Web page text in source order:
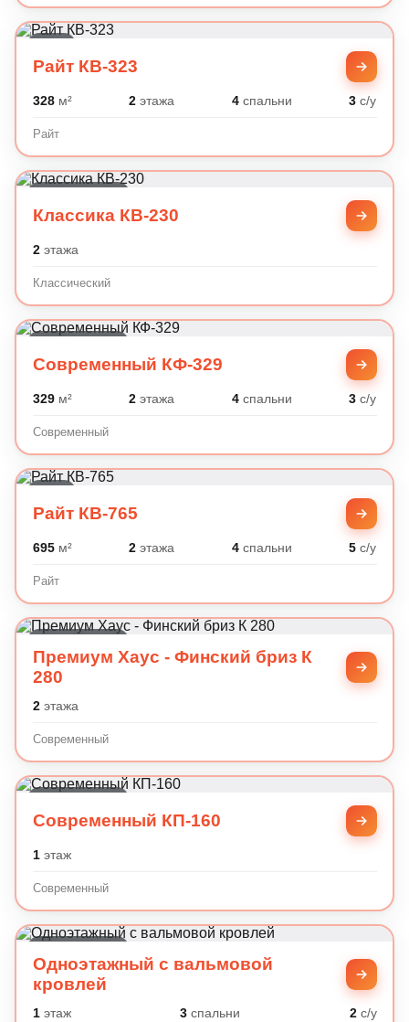
Райт КВ-323
328м² 2 этажа 4спальни 3 с/у
Райт
Классика КВ-230
2этажа
Классический
Современный КФ-329
329м² 2 этажа 4спальни 3 с/у
Современный
Райт КВ-765
695м² 2 этажа 4спальни 5 с/у
Райт
Премиум Хаус - Финский бриз К
280
2этажа
Современный
Современный КП-160
1этаж
Современный
Одноэтажный с вальмовой
кровлей
1этаж 3 спальни 2с/у